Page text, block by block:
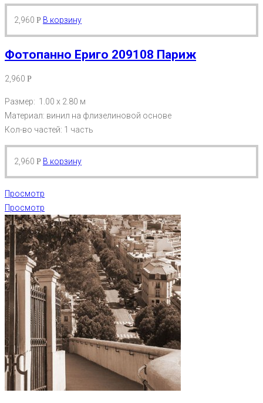
2,960 Р В корзину
Фотопанно Ериго 209108 Париж
2,960 Р
Размер: 1.00 х 2.80 м
Материал: винил на флизелиновой основе
Кол-во частей: 1 часть
2,960 Р В корзину
Просмотр
Просмотр